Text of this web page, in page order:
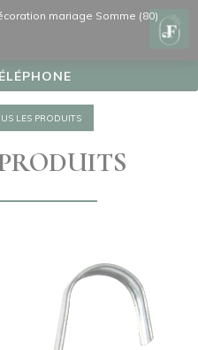
mariage Somme (80)
LES PRODUITS